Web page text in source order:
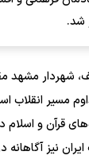
شد.
شهردار مشهد
مسیر انقلاب
قرآن و اسلام
نیز